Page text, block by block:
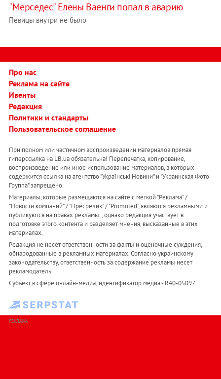
"Мерседес" Елены Ваенги попал в аварию
Певицы внутри не было
Про нас
Реклама на сайте
Ивенты
Редакция
Политики и стандарты
Пользовательское соглашение
При полном или частичном воспроизведении материалов прямая
гиперссылка на LB.ua обязательна! Перепечатка, копирование,
воспроизведение или иное использование материалов, в которых
содержится ссылка на агентство "Українськi Новини" и "Украинская Фото
Группа" запрещено.
Материалы, которые размещаются на сайте с меткой "Реклама" /
"Новости компаний" / "Пресрелиз" / "Promoted", являются рекламными и
публикуются на правах рекламы. , однако редакция участвует в
подготовке этого контента и разделяет мнения, высказанные в этих
материалах.
Редакция не несет ответственности за факты и оценочные суждения,
обнародованные в рекламных материалах. Согласно украинскому
законодательству, ответственность за содержание рекламы несет
рекламодатель.
Субъект в сфере онлайн-медиа; идентификатор медиа - R40-05097
РЕКЛАМА